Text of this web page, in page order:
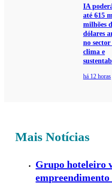
IA
até 615
milhões
dólares
no sector
clima e
há 12 horas
Mais Notícias
Grupo hoteleiro